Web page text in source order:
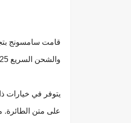
والشحن السريع 25 واط. يتوفر الهاتف الذكي بخيارات ألوان Ocean Blue و Space Black و Red.